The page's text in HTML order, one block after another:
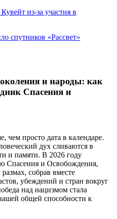
из-за участия в
спутников «Рассвет»
и народы: как
Спасения и
чем просто дата в календаре.
дух сливаются в
и памяти. В 2026 году
Спасения и Освобождения,
собрав вместе
убеждений и стран вокруг
над нацизмом стала
общей способности к